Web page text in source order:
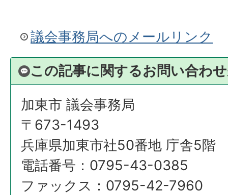
議会事務局へのメールリンク
この記事に関するお問い合わ
加東市 議会事務局
〒673-1493
兵庫県加東市社50番地 庁舎5階
電話番号：0795-43-0385
ファックス：0795-42-7960